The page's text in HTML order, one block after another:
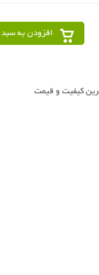
افزودن به
کیفیت و قیمت